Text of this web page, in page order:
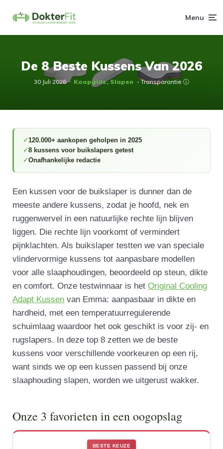
Menu
De 8 Beste Kussens Van 2026
30 Juli 2026 Koopgids Slapen - Transparantie ⓘ
120.000+ aankopen geholpen in 2025
8 kussens voor buikslapers getest
Onafhankelijke redactie
Een kussen voor de buikslaper is dunner dan de
meeste andere kussens, zodat je hoofd, nek en
ruggenwervel in een natuurlijke rechte lijn blijven
liggen. Die rechte lijn voorkomt of vermindert
pijnklachten. Als buikslaper testten we van speciale
vlindervormige kussens tot aanpasbare modellen
voor alle slaaphoudingen, beoordeeld op steun, dikte
en comfort. Onze testwinnaar is hetOriginal Cooling
Adapt Kussen van Emma: aanpasbaar in dikte en
hardheid, met een temperatuurregulerende
schuimlaag waardoor het ook geschikt is voor zij- en
rugslapers. In deze top 8 zetten we de beste
kussens voor verschillende voorkeuren op een rij,
want sinds we op een kussen passend bij onze
slaaphouding slapen, worden we uitgerust wakker.
Onze 3 favorieten in een oogopslag
BESTE KEUZE